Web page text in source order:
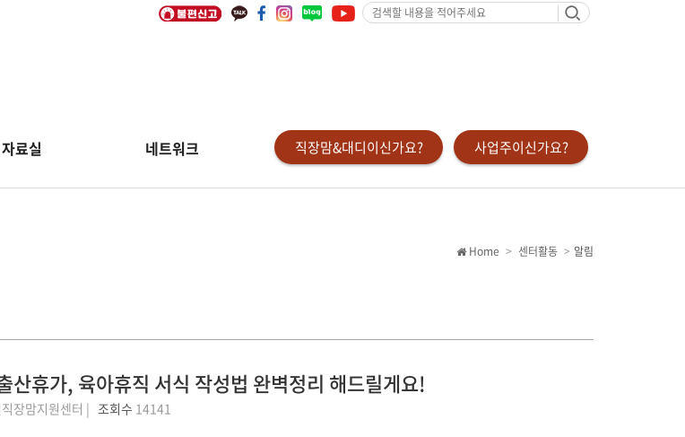
검
색
요
자료실 네트워크 직장맘&대디이신가요? 사업주이신가요?
Home 센터활동 알림
휴가, 육아휴직 서식 작성법 완벽정리 해드릴게요!
장맘지원센터 | 조회수 14141